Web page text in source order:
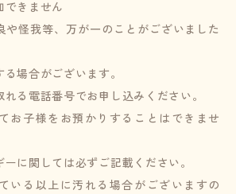
できません
や怪我等、万が一のことがございました
場合がございます。
る電話番号でお申し込みください。
お子様をお預かりすることはできませ
に関しては必ずご記載ください。
いる以上に汚れる場合がございますの